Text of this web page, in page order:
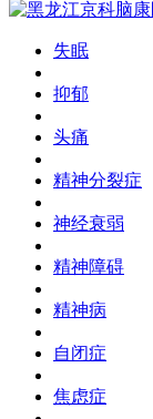
失眠
抑郁
头痛
精神分裂症
神经衰弱
精神障碍
精神病
自闭症
焦虑症